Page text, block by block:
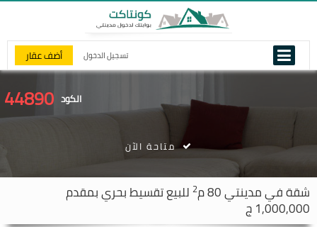
تسجيل الدخول أضف عقار
الكود 44890
شقة فيمدينتي 2 للبيع تقسيط بحري بمقدم
1,000,000 ج
متاحة الآن